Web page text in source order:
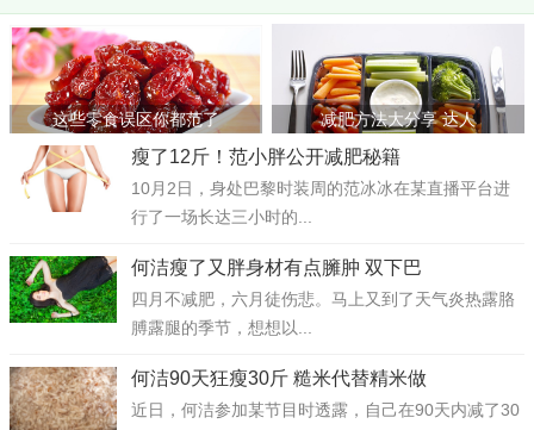
这些零食误区你都范了 减肥方法大分享 达人
瘦了12斤！范小胖公开减肥秘籍
10月2日，身处巴黎时装周的范冰冰在某直播平台进
行了一场长达三小时的...
何洁瘦了又胖身材有点臃肿 双下巴
四月不减肥，六月徒伤悲。马上又到了天气炎热露胳
膊露腿的季节，想想以...
何洁90天狂瘦30斤 糙米代替精米做
近日，何洁参加某节目时透露，自己在90天内减了30